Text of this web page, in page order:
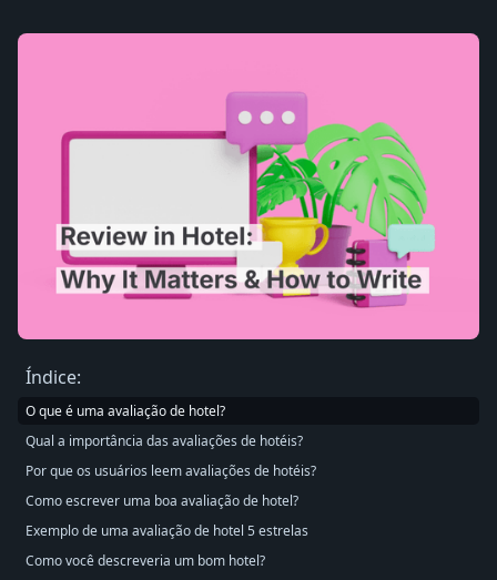
Índice:
O que é uma avaliação de hotel?
Qual a importância das avaliações de hotéis?
Por que os usuários leem avaliações de hotéis?
Como escrever uma boa avaliação de hotel?
Exemplo de uma avaliação de hotel 5 estrelas
Como você descreveria um bom hotel?